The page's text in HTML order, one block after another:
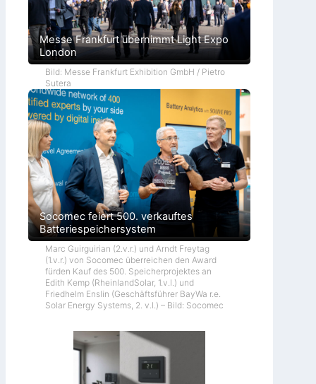
Messe Frankfurt übernimmt Light Expo
London
Bild: Messe Frankfurt Exhibition GmbH / Pietro
Sutera
Socomec feiert 500. verkauftes
Batteriespeichersystem
Marc Guirguirian (2.v.r.) und Arndt Freytag
(1.v.r.) von Socomec überreichen den Award
fürden Kauf des 500. Speicherprojektes an
Edith Kemp (RheinlandSolar, 1.v.l.) und
Friedhelm Enslin (Geschäftsführer BayWa r.e.
Solar Energy Systems, 2. v.l.) – Bild: Socomec